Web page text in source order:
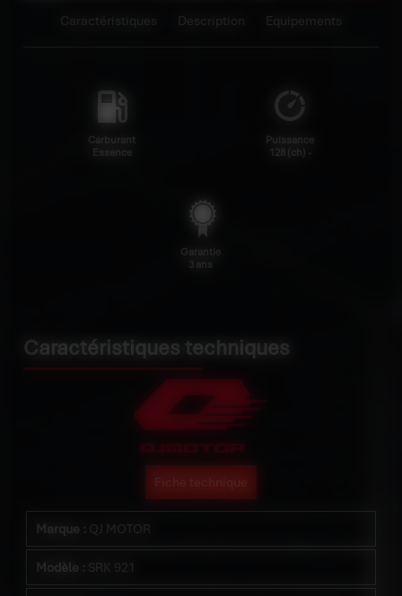
Caractéristiques Description Equipements
Carburant
Puissance
128 (ch) -
Garantie
3 ans
Caractéristiques techniques
Marque : QJ MOTOR
Modèle :